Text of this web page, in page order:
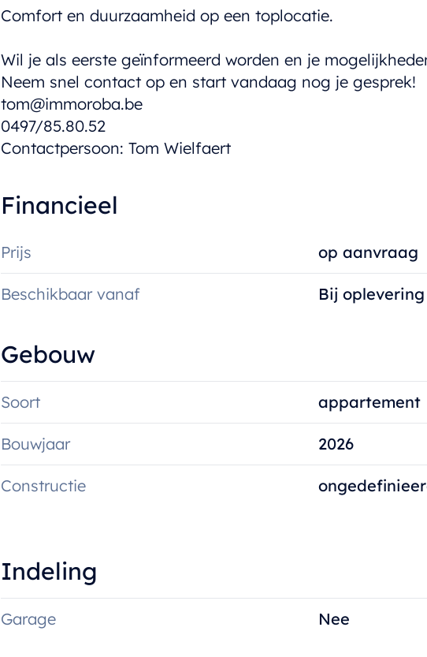
Comfort en duurzaamheid op een toplocatie.
Wil je als eerste geïnformeerd worden en je
Neem snel contact op en start vandaag nog je gesprek!
tom@immoroba.be
0497/85.80.52
Contactpersoon: Tom Wielfaert
Financieel
Prijs op aanvraag
Beschikbaar vanaf Bij oplevering
Gebouw
Soort appartement
Bouwjaar 2026
Constructie
Indeling
Garage Nee